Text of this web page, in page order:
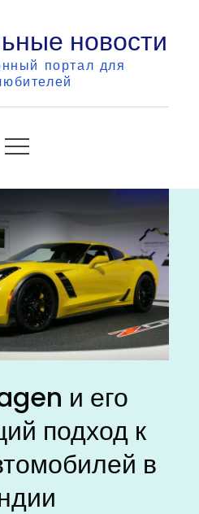
новости
портал для
и его
подход к
в